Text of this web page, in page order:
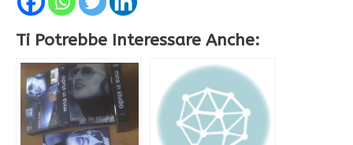
Ti Potrebbe Interessare Anche: